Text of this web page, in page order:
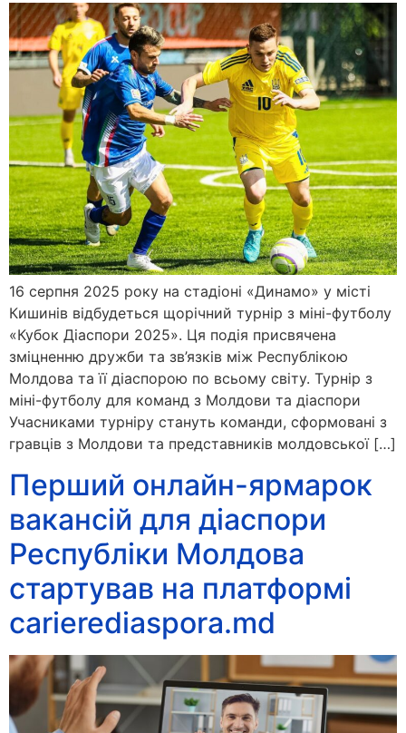
16 серпня 2025 року на стадіоні «Динамо» у місті
Кишинів відбудеться щорічний турнір з міні-футболу
«Кубок Діаспори 2025». Ця подія присвячена
зміцненню дружби та зв’язків між Республікою
Молдова та її діаспорою по всьому світу. Турнір з
міні-футболу для команд з Молдови та діаспори
Учасниками турніру стануть команди, сформовані з
гравців з Молдови та представників молдовської […]
Перший онлайн-ярмарок
вакансій для діаспори
Республіки Молдова
стартував на платформі
carierediaspora.md